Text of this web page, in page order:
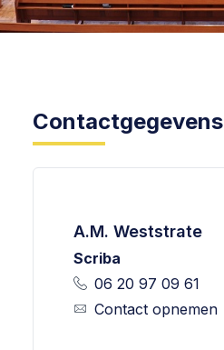
Contactgegevens
A.M. Weststrate
Scriba
06 20 97 09 61
Contact opnemen